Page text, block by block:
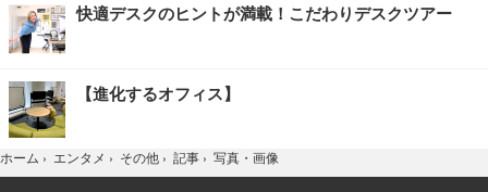
快適デスクのヒントが満載！こだわりデスクツアー
【進化するオフィス】
ホーム › エンタメ › その他 › 記事 › 写真・画像